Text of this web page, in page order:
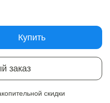
Купить
заказ
скидки